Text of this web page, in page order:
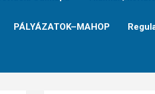
PÁLYÁZATOK–MAHOP